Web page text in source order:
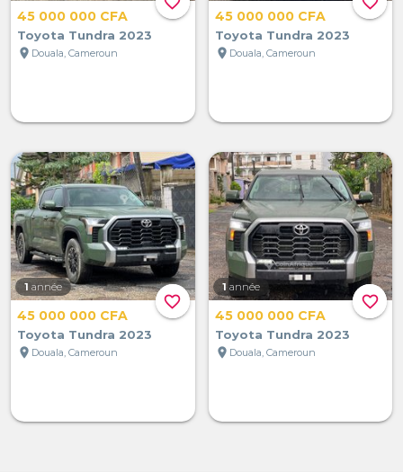
45 000 000 CFA
Toyota Tundra 2023
location_on Douala, Cameroun
45 000 000 CFA
Toyota Tundra 2023
location_on Douala, Cameroun
favorite_border
1 année
45 000 000 CFA
Toyota Tundra 2023
location_on Douala, Cameroun
favorite_border
1 année
45 000 000 CFA
Toyota Tundra 2023
location_on Douala, Cameroun